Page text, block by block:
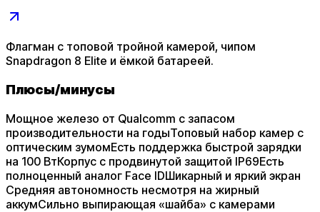
Флагман с топовой тройной камерой, чипом
Snapdragon 8 Elite и ёмкой батареей.
Плюсы/минусы
Мощное железо от Qualcomm с запасом
производительности на годыТоповый набор камер с
оптическим зумомЕсть поддержка быстрой зарядки
на 100 ВтКорпус с продвинутой защитой IP69Есть
полноценный аналог Face IDШикарный и яркий экран
Средняя автономность несмотря на жирный
аккумСильно выпирающая «шайба» с камерами